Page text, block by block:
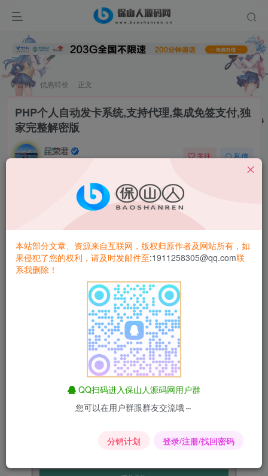
首页 优惠特价 正文
PHP个人自动发卡系统,支持代理,集成免签支付,独
家完整解密版
昆荣君
2年前更新
关注 私信
此版本首发,完整独家解密版!
三种首页模板样式可供选择,已对接免签支付.24小时自动发
货!
本站部分文章、资源来自互联网，版权归原作者及网站所有，如
果侵犯了您的权利，请及时发邮件至:1911258305@qq.com联
系我删除！
QQ扫码进入保山人源码网用户群
您可以在用户群跟群友交流哦～
分销计划 登录/注册/找回密码